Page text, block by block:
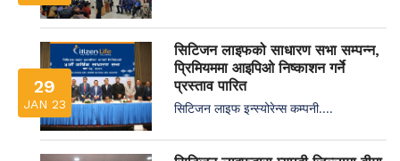
29
JAN 23
सिटिजन लाइफको साधारण सभा सम्पन्न,
प्रिमियममा आइपिओ निष्काशन गर्ने
प्रस्ताव पारित
सिटिजन लाइफ इन्स्योरेन्स कम्पनी....